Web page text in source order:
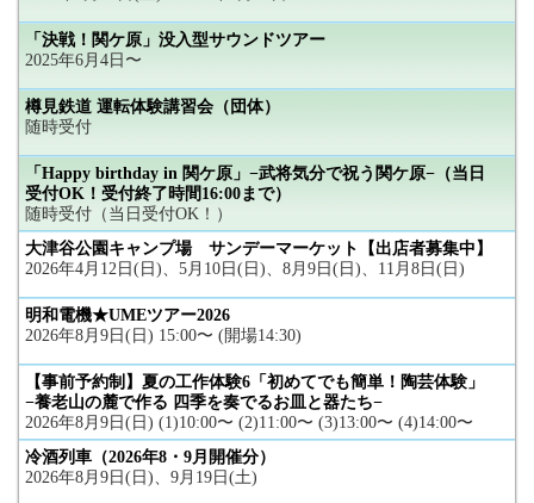
「決戦！関ケ原」没入型サウンドツアー
2025年6月4日〜
樽見鉄道 運転体験講習会（団体）
随時受付
「Happy birthday in 関ケ原」−武将気分で祝う関ケ原−（当日
受付OK！受付終了時間16:00まで）
随時受付（当日受付OK！）
大津谷公園キャンプ場 サンデーマーケット【出店者募集中】
2026年4月12日(日)、5月10日(日)、8月9日(日)、11月8日(日)
明和電機★UMEツアー2026
2026年8月9日(日) 15:00〜 (開場14:30)
【事前予約制】夏の工作体験6「初めてでも簡単！陶芸体験」
−養老山の麓で作る 四季を奏でるお皿と器たち−
2026年8月9日(日) (1)10:00〜 (2)11:00〜 (3)13:00〜 (4)14:00〜
冷酒列車（2026年8・9月開催分）
2026年8月9日(日)、9月19日(土)